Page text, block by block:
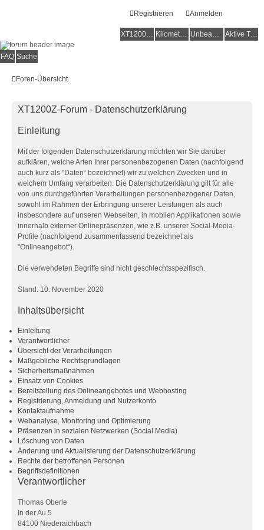
Anmelden
Registrieren
XT1200Z-Wiki Kilometerstatistik Unbeantwortete Themen Aktive Themen
Alles rund um die Yamaha XT1200Z Super Ténéré
FAQ Suche
Foren-Übersicht
XT1200Z-Forum - Datenschutzerklärung
Einleitung
Mit der folgenden Datenschutzerklärung möchten wir Sie darüber
aufklären, welche Arten Ihrer personenbezogenen Daten (nachfolgend
auch kurz als "Daten“ bezeichnet) wir zu welchen Zwecken und in
welchem Umfang verarbeiten. Die Datenschutzerklärung gilt für alle
von uns durchgeführten Verarbeitungen personenbezogener Daten,
sowohl im Rahmen der Erbringung unserer Leistungen als auch
insbesondere auf unseren Webseiten, in mobilen Applikationen sowie
innerhalb externer Onlinepräsenzen, wie z.B. unserer Social-Media-
Profile (nachfolgend zusammenfassend bezeichnet als
"Onlineangebot“).
Die verwendeten Begriffe sind nicht geschlechtsspezifisch.
Stand: 10. November 2020
Inhaltsübersicht
Einleitung
Verantwortlicher
Übersicht der Verarbeitungen
Maßgebliche Rechtsgrundlagen
Sicherheitsmaßnahmen
Einsatz von Cookies
Bereitstellung des Onlineangebotes und Webhosting
Registrierung, Anmeldung und Nutzerkonto
Kontaktaufnahme
Webanalyse, Monitoring und Optimierung
Präsenzen in sozialen Netzwerken (Social Media)
Löschung von Daten
Änderung und Aktualisierung der Datenschutzerklärung
Rechte der betroffenen Personen
Begriffsdefinitionen
Verantwortlicher
Thomas Oberle
In der Au 5
84100 Niederaichbach